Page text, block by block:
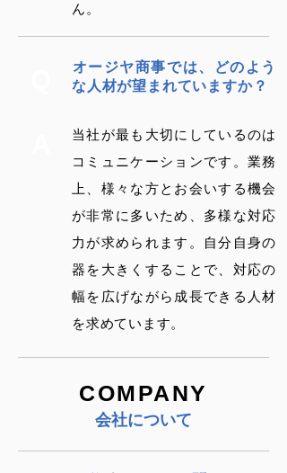
ん。
​オージヤ商事では、どのよう
な人材が望まれていますか？
当社が最も大切にしているのは
コミュニケーションです。業務
上、様々な方とお会いする機会
が非常に多いため、多様な対応
力が求められます。自分自身の
器を大きくすることで、対応の
幅を広げながら成長できる人材
を求めています。
COMPANY
会社について